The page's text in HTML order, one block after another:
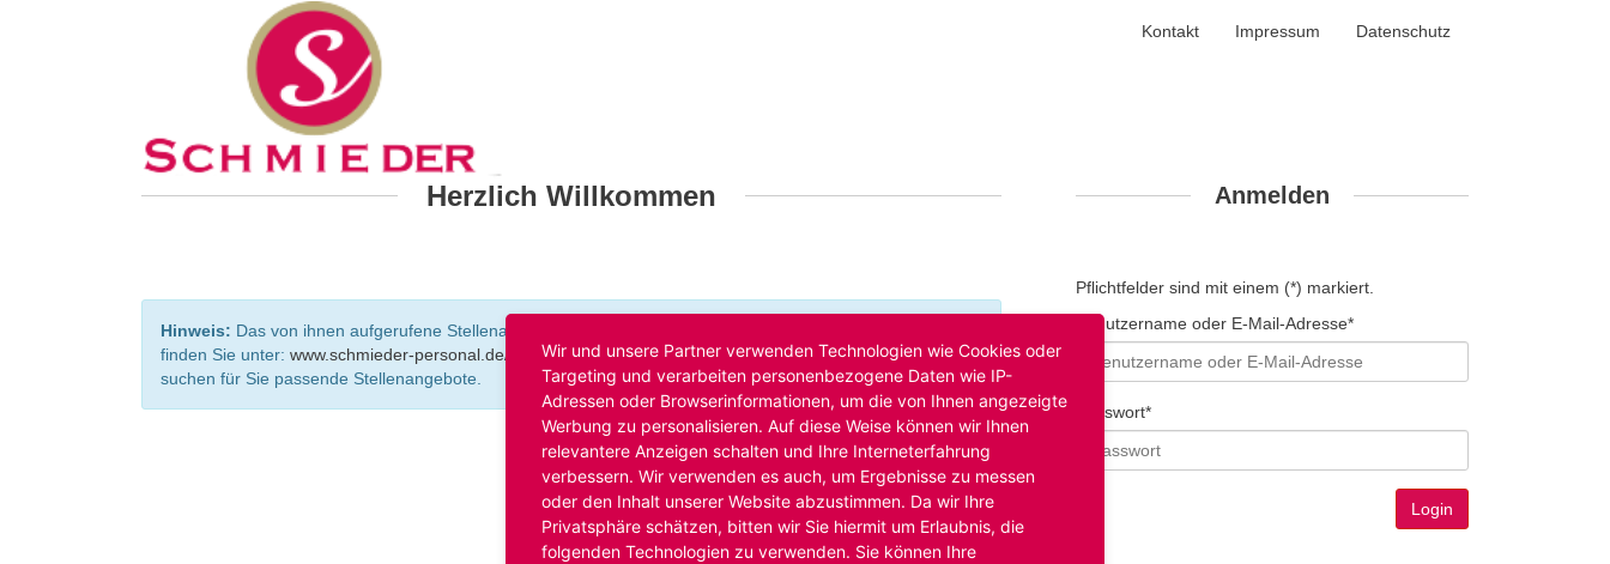
Kontakt Impressum Datenschutz
Herzlich Willkommen
Hinweis: Das von ihnen aufgerufene Stellenangebot ist bereits ausgelaufen. Alternative Stellenanzeigen
finden Sie unter: www.schmieder-personal.de/stellenangebote. Oder Sie bewerben sichinitiativund wir
suchen für Sie passende Stellenangebote.
Anmelden
Pflichtfelder sind mit einem (*) markiert.
Benutzername oder E-Mail-Adresse*
Passwort*
Wir und unsere Partner verwenden Technologien wie Cookies oder
Targeting und verarbeiten personenbezogene Daten wie IP-
Adressen oder Browserinformationen, um die von Ihnen angezeigte
Werbung zu personalisieren. Auf diese Weise können wir Ihnen
relevantere Anzeigen schalten und Ihre Interneterfahrung
verbessern. Wir verwenden es auch, um Ergebnisse zu messen
oder den Inhalt unserer Website abzustimmen. Da wir Ihre
Privatsphäre schätzen, bitten wir Sie hiermit um Erlaubnis, die
folgenden Technologien zu verwenden. Sie können Ihre